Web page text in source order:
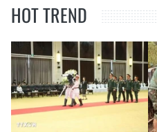
HOT TREND